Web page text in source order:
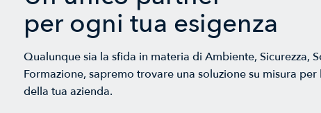
per ogni tua esigenza
Qualunque sia la sfida in materia di Ambiente, Sicurezza,
Formazione, sapremo trovare una soluzione su misura
della tua azienda.